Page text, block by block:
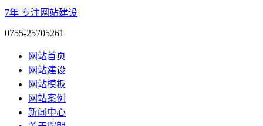
7年 专注网站建设
0755-25705261
网站首页
网站建设
网站模板
网站案例
新闻中心